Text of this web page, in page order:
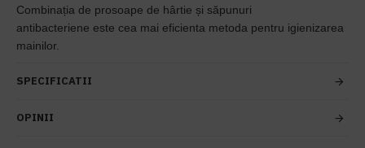
Combinația de prosoape de hârtie și săpunuri
antibacteriene este cea mai eficienta metoda pentru igienizarea
mainilor.
SPECIFICATII
OPINII